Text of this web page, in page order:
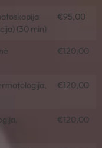
(30 min)
€95,00
€120,00
€120,00
€120,00